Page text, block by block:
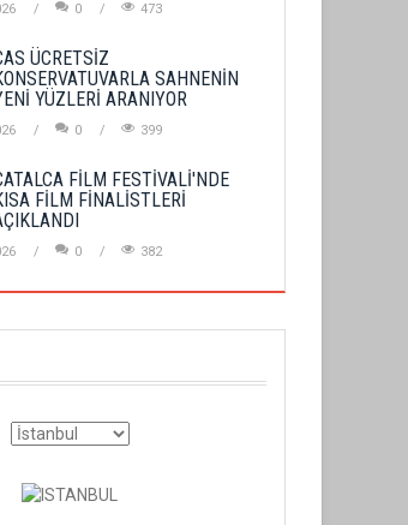
0 473
ÜCRETSİZ
SAHNENİN
YÜZLERİ ARANIYOR
0 399
FİLM FESTİVALİ'NDE
FİLM FİNALİSTLERİ
0 382